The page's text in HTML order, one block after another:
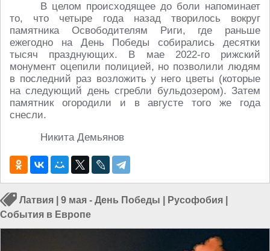
В целом происходящее до боли напоминает
то, что четыре года назад творилось вокруг
памятника Освободителям Риги, где раньше
ежегодно на День Победы собирались десятки
тысяч празднующих. В мае 2022-го рижский
монумент оцепили полицией, но позволили людям
в последний раз возложить у него цветы (которые
на следующий день сгребли бульдозером). Затем
памятник огородили и в августе того же года
снесли.
Никита Демьянов
Латвия 9 мая - День Победы Русофобия
События в Европе